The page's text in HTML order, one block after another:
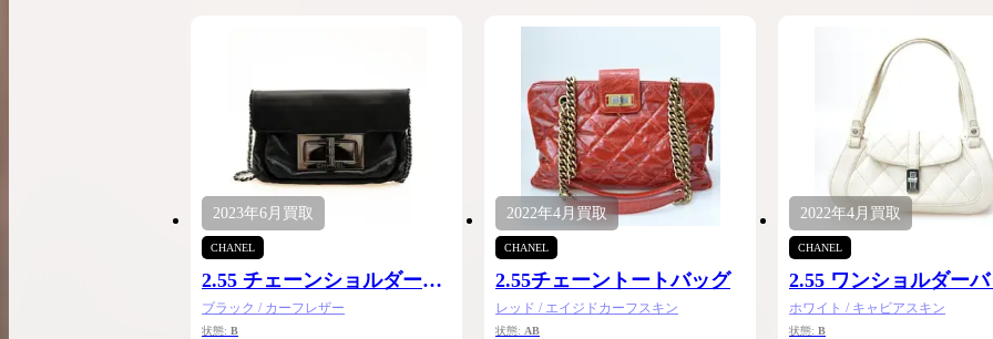
2023年6月 買取
CHANEL
2.55 チェーンショルダーミ
ニ
ブラック / カーフレザー
状態: B
2022年4月買取
CHANEL
2.55チェーントートバッグ
レッド / エイジドカーフスキン
状態: AB
2022年4月 買取
CHANEL
2.55 ワンショルダー
ホワイト / キャビアスキン
状態: B